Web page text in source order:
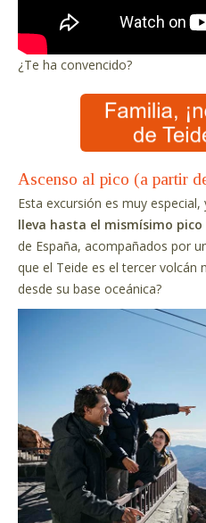
¿Te ha convencido?
Ascenso al pico (a partir
Esta excursión es muy especial,
lleva hasta el mismísimo pico
de España, acompañados por
que el Teide es el tercer
desde su base oceánica?